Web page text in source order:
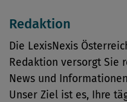
Redaktion
Die LexisNexis
Redaktion versorgt Sie
News und
Unser Ziel ist es, Ihre